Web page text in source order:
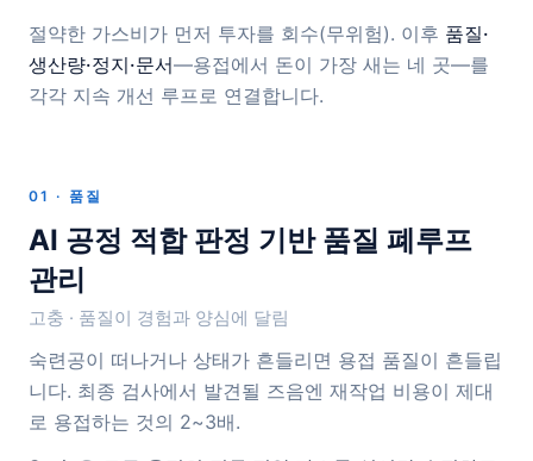
절약한 가스비가 먼저 투자를 회수(무위험). 이후 품질·
생산량·정지·문서—용접에서 돈이 가장 새는 네 곳—를
각각 지속 개선 루프로 연결합니다.
01 · 품질
AI 공정 적합 판정 기반 품질 폐루프
관리
고충 · 품질이 경험과 양심에 달림
숙련공이 떠나거나 상태가 흔들리면 용접 품질이 흔들립
니다. 최종 검사에서 발견될 즈음엔 재작업 비용이 제대
로 용접하는 것의 2~3배.